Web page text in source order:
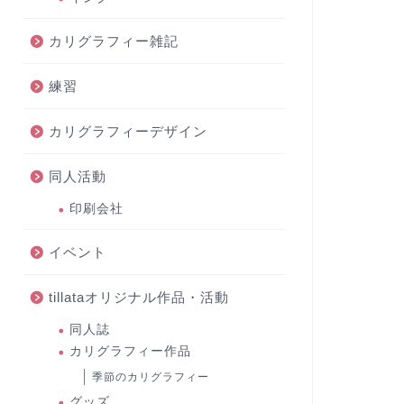
カリグラフィー雑記
練習
カリグラフィーデザイン
同人活動
印刷会社
イベント
tillataオリジナル作品・活動
同人誌
カリグラフィー作品
季節のカリグラフィー